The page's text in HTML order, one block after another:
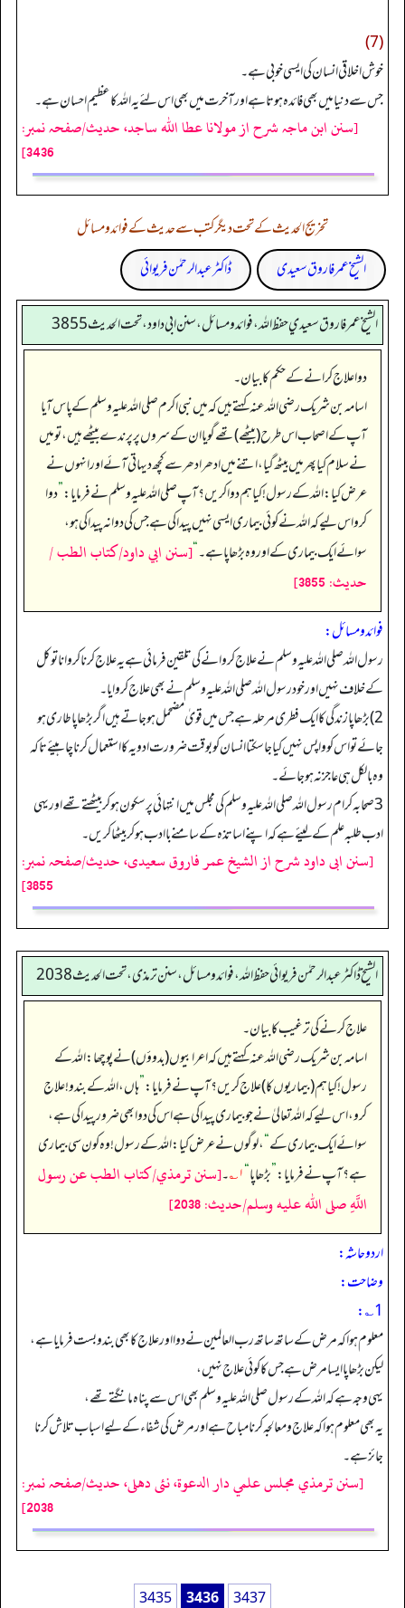
(7)
خوش اخلاقی انسان کی ایسی خوبی ہے۔
جس سے دنیا میں بھی فائدہ ہوتا ہے اور آخرت میں بھی اس لئے یہ اللہ کاعظیم احسان ہے۔
[سنن ابن ماجہ شرح از مولانا عطا الله ساجد، حدیث/صفحہ نمبر:
3436]
تخریج الحدیث کے تحت دیگر کتب سے حدیث کے فوائد و مسائل
الشیخ عمر فاروق سعیدی
ڈاکٹر عبدالرحمٰن فریوائی
الشيخ عمر فاروق سعيدي حفظ الله، فوائد و مسائل، سنن ابي داود ، تحت الحديث 3855
دوا علاج کرانے کے حکم کا بیان۔
اسامہ بن شریک رضی اللہ عنہ کہتے ہیں کہ میں نبی اکرم صلی اللہ علیہ وسلم کے پاس آیا
آپ کے اصحاب اس طرح (بیٹھے) تھے گویا ان کے سروں پر پرندے بیٹھے ہیں، تو میں
نے سلام کیا پھر میں بیٹھ گیا، اتنے میں ادھر ادھر سے کچھ دیہاتی آئے اور انہوں نے
عرض کیا: اللہ کے رسول! کیا ہم دوا کریں؟ آپ صلی اللہ علیہ وسلم نے فرمایا:”دوا
کرو اس لیے کہ اللہ نے کوئی بیماری ایسی نہیں پیدا کی ہے جس کی دوا نہ پیدا کی ہو،
سوائے ایک بیماری کے اور وہ بڑھاپا ہے۔‏‏‏‏“[سنن ابي داود/كتاب الطب /
حدیث: 3855]
فوائد ومسائل:
رسول اللہ صلی اللہ علیہ وسلم نے علاج کروانے کی تلقین فرمائی ہے یہ علاج کرنا کروانا توکل
کے خلاف نہیں اورخود رسول اللہ صلی اللہ علیہ وسلم نے بھی علاج کروایا۔
2) بڑھاپا زندگی کا ایک فطری مرحلہ ہے جس میں قویٰ مضحمل ہو جاتے ہیں ا گر بڑھاپا طاری ہو
جائے تواس کو واپس نہیں کیا جا سکتا انسان کو بوقت ضرورت ادویہ کا استعمال کرنا چاہیئے تا کہ
وہ بالکل ہی عاجز نہ ہو جائے۔
3 صحابہ کرام رسول اللہ صلی اللہ علیہ وسلم کی مجلس میں انتہائی پر سکون ہو کر بیٹھتے تھے اور یہی
ادب طلبہ علم کے لیئے ہے کہ اپنے اساتذہ کے سامنے باادب ہو کر بیٹھا کریں۔
[سنن ابی داود شرح از الشیخ عمر فاروق سعیدی، حدیث/صفحہ نمبر:
3855]
الشیخ ڈاکٹر عبد الرحمٰن فریوائی حفظ اللہ، فوائد و مسائل، سنن ترمذی، تحت الحديث 2038
علاج کرنے کی ترغیب کا بیان۔
اسامہ بن شریک رضی الله عنہ کہتے ہیں کہ اعرابیوں (بدوؤں) نے پوچھا: اللہ کے
رسول! کیا ہم (بیماریوں کا) علاج کریں؟ آپ نے فرمایا:”ہاں، اللہ کے بندو! علاج
کرو، اس لیے کہ اللہ تعالیٰ نے جو بیماری پیدا کی ہے اس کی دوا بھی ضرور پیدا کی ہے،
سوائے ایک بیماری کے“، لوگوں نے عرض کیا: اللہ کے رسول! وہ کون سی بیماری
ہے؟ آپ نے فرمایا:”بڑھاپا“۱؎ ۔[سنن ترمذي/كتاب الطب عن رسول
اللَّهِ صلى الله عليه وسلم/حدیث: 2038]
اردو حاشہ:
وضاحت:
1؎:
معلوم ہواکہ مرض کے ساتھ ساتھ رب العالمین نے دوا اور علاج کا بھی بندوبست فرمایا ہے،
لیکن بڑھاپا ایسا مرض ہے جس کا کوئی علاج نہیں،
یہی وجہ ہے کہ اللہ کے رسول صلی اللہ علیہ وسلم بھی اس سے پناہ مانگتے تھے،
یہ بھی معلوم ہواکہ علاج ومعالجہ کرنا مباح ہے اور مرض کی شفاء کے لیے اسباب تلاش کرنا
جائز ہے۔
[سنن ترمذي مجلس علمي دار الدعوة، نئى دهلى، حدیث/صفحہ نمبر:
2038]
3435 3436 3437